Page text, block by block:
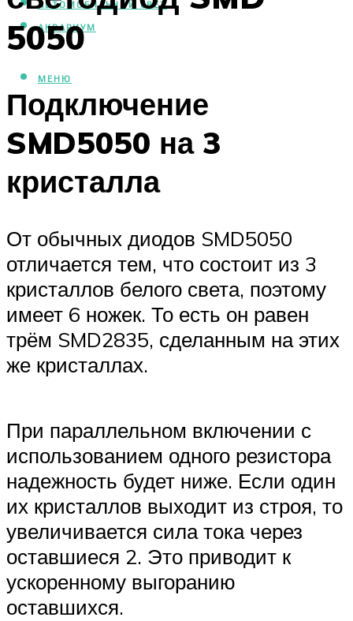
АВТОМОБИЛЬНЫЙ СВЕТ
АКВАРИУМ
МЕНЮ
5050
Подключение
SMD5050 на 3
кристалла
От обычных диодов SMD5050
отличается тем, что состоит из 3
кристаллов белого света, поэтому
имеет 6 ножек. То есть он равен
трём SMD2835, сделанным на этих
же кристаллах.
При параллельном включении с
использованием одного резистора
надежность будет ниже. Если один
их кристаллов выходит из строя, то
увеличивается сила тока через
оставшиеся 2. Это приводит к
ускоренному выгоранию
оставшихся.